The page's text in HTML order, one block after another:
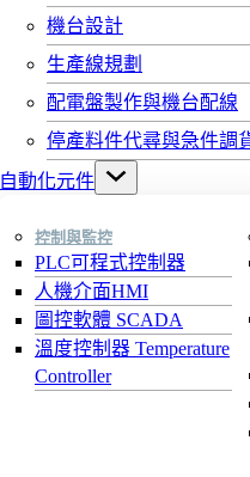
機台設計
生產線規劃
配電盤製作與機台配線
停產料件代尋與急件調
自動化元件
控制與監控
PLC可程式控制器
人機介面HMI
圖控軟體 SCADA
溫度控制器 Temperature
Controller